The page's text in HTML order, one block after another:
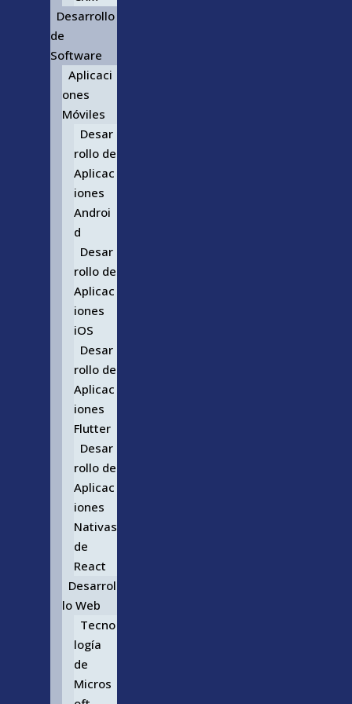
Desarrollo
de
Software
Aplicaci
ones
Móviles
Desar
rollo de
Aplicac
iones
Androi
d
Desar
rollo de
Aplicac
iones
iOS
Desar
rollo de
Aplicac
iones
Flutter
Desar
rollo de
Aplicac
iones
Nativas
de
React
Desarrol
lo Web
Tecno
logía
de
Micros